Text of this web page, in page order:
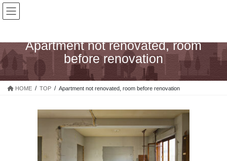
コ
ン
ツ
へ
ス
ナ
ビ
シ
ョ
ン
Apartment not renovated, room
before renovation
HOME TOP Apartment not renovated, room before renovation